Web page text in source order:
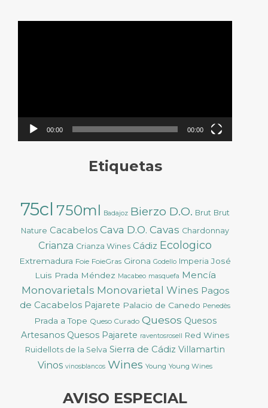
00:00 00:00
Etiquetas
75cl 750ml Badajoz Bierzo D.O. Brut Brut
Nature Cacabelos Cava D.O. Cavas Chardonnay
Crianza Crianza Wines Cádiz Ecologico
Extremadura Foie FoieGras Girona Godello Imperia José
Luis Prada Méndez Macabeo masquefa Mencía
Monovarietals Monovarietal Wines Pagos
de Cacabelos Pajarete Palacio de Canedo Penedès
Prada a Tope Queso Curado Quesos Quesos
Artesanos Quesos Pajarete raventosrosell Red Wines
Ruidellots de la Selva Sierra de Cádiz Villamartin
Vinos vinosblancos Wines Young Young Wines
AVISO ESPECIAL